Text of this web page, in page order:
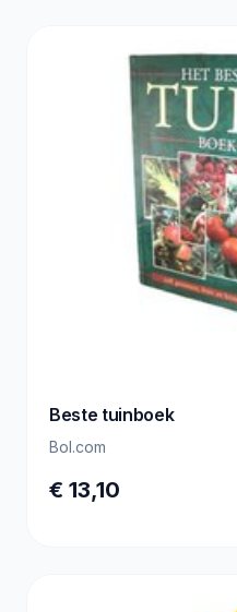
Beste tuinboek
Bol.com
€ 13,10